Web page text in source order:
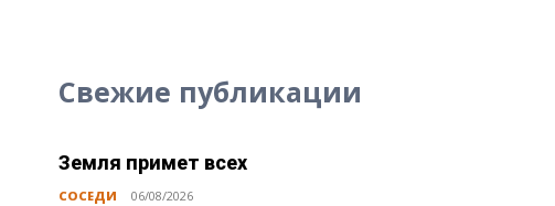
Свежие публикации
Земля примет всех
СОСЕДИ 06/08/2026